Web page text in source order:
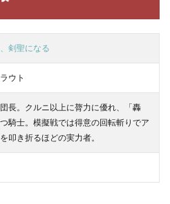
剣聖になる
ウト
長。クルニ以上に膂力に優れ、「轟
騎士。模擬戦では得意の回転斬りでア
叩き折るほどの実力者。